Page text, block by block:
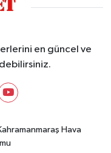
en güncel ve
Hava